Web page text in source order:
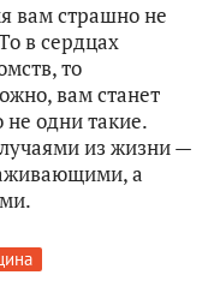
вам страшно не
в сердцах
то
вам станет
не одни такие.
из жизни —
а